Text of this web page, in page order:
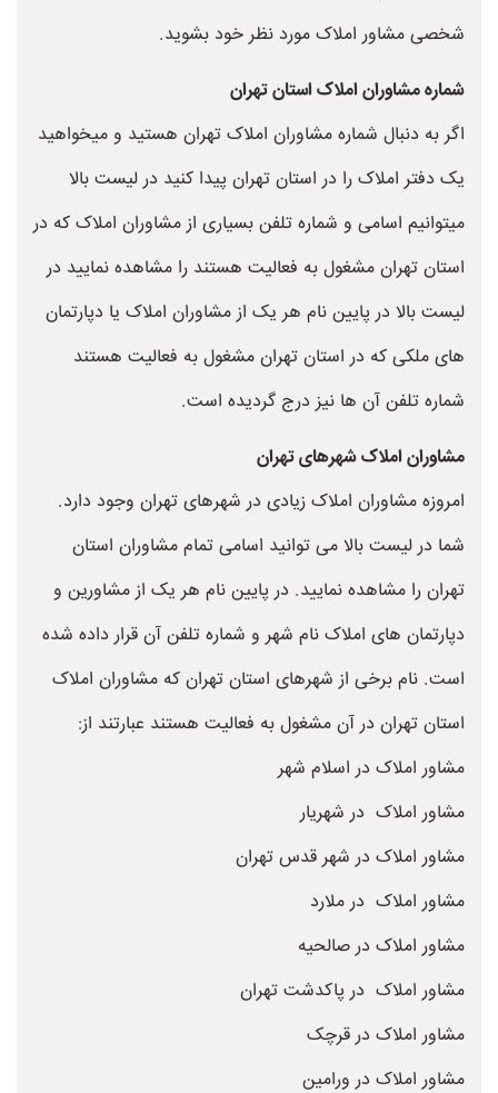
شخصی مشاور املاک مورد نظر خود بشوید.
شماره مشاوران املاک استان تهران
اگر به دنبال شماره مشاوران املاک تهران هستید و میخواهید
یک دفتر املاک را در استان تهران پیدا کنید در لیست بالا
میتوانیم اسامی و شماره تلفن بسیاری از مشاوران املاک که در
استان تهران مشغول به فعالیت هستند را مشاهده نمایید در
لیست بالا در پایین نام هر یک از مشاوران املاک یا دپارتمان
های ملکی که در استان تهران مشغول به فعالیت هستند
شماره تلفن آن ها نیز درج گردیده است.
مشاوران املاک شهرهای تهران
امروزه مشاوران املاک زیادی در شهرهای تهران وجود دارد.
شما در لیست بالا می توانید اسامی تمام مشاوران استان
تهران را مشاهده نمایید. در پایین نام هر یک از مشاورین و
دپارتمان های املاک نام شهر و شماره تلفن آن قرار داده شده
است. نام برخی از شهرهای استان تهران که مشاوران املاک
استان تهران در آن مشغول به فعالیت هستند عبارتند از:
مشاور املاک در اسلام شهر
مشاور املاک در شهریار
مشاور املاک در شهر قدس تهران
مشاور املاک در ملارد
مشاور املاک در صالحیه
مشاور املاک در پاکدشت تهران
مشاور املاک در قرچک
مشاور املاک در ورامین